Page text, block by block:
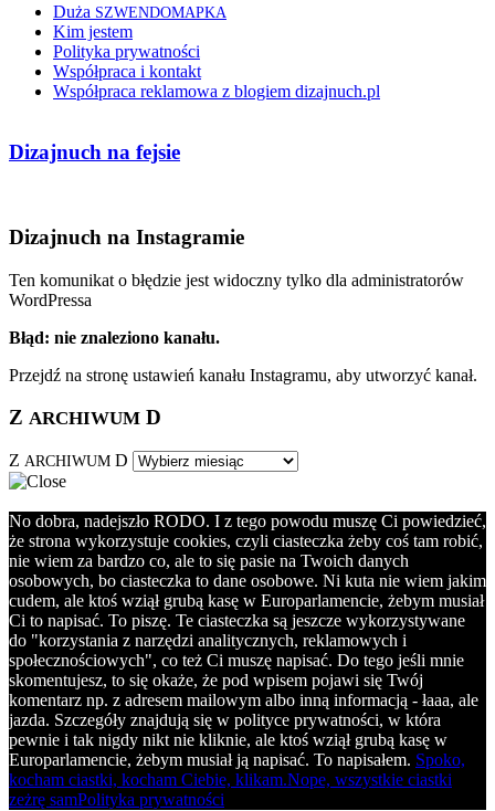
Duża SZWENDOMAPKA
Kim jestem
Polityka prywatności
Współpraca i kontakt
Współpraca reklamowa z blogiem dizajnuch.pl
Dizajnuch na fejsie
Dizajnuch na Instagramie
Ten komunikat o błędzie jest widoczny tylko dla administratorów
WordPressa
Błąd: nie znaleziono kanału.
Przejdź na stronę ustawień kanału Instagramu, aby utworzyć kanał.
Z ARCHIWUM D
Z ARCHIWUM D
No dobra, nadejszło RODO. I z tego powodu muszę Ci powiedzieć,
że strona wykorzystuje cookies, czyli ciasteczka żeby coś tam robić,
nie wiem za bardzo co, ale to się pasie na Twoich danych
osobowych, bo ciasteczka to dane osobowe. Ni kuta nie wiem jakim
cudem, ale ktoś wziął grubą kasę w Europarlamencie, żebym musiał
Ci to napisać. To piszę. Te ciasteczka są jeszcze wykorzystywane
do "korzystania z narzędzi analitycznych, reklamowych i
społecznościowych", co też Ci muszę napisać. Do tego jeśli mnie
skomentujesz, to się okaże, że pod wpisem pojawi się Twój
komentarz np. z adresem mailowym albo inną informacją - łaaa, ale
jazda. Szczegóły znajdują się w polityce prywatności, w która
pewnie i tak nigdy nikt nie kliknie, ale ktoś wziął grubą kasę w
Europarlamencie, żebym musiał ją napisać. To napisałem. Spoko,
kocham ciastki, kocham Ciebie, klikam.Nope, wszystkie ciastki
zeżrę samPolityka prywatności